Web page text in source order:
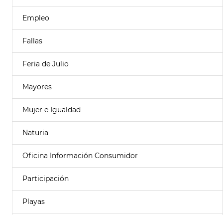
Empleo
Fallas
Feria de Julio
Mayores
Mujer e Igualdad
Naturia
Oficina Información Consumidor
Participación
Playas